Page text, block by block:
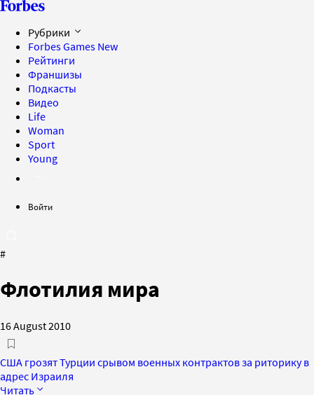
Рубрики
Forbes Games New
Рейтинги
Франшизы
Подкасты
Видео
Life
Woman
Sport
Young
Войти
#
Флотилия мира
16 August 2010
США грозят Турции срывом военных контрактов за риторику в
адрес Израиля
Читать